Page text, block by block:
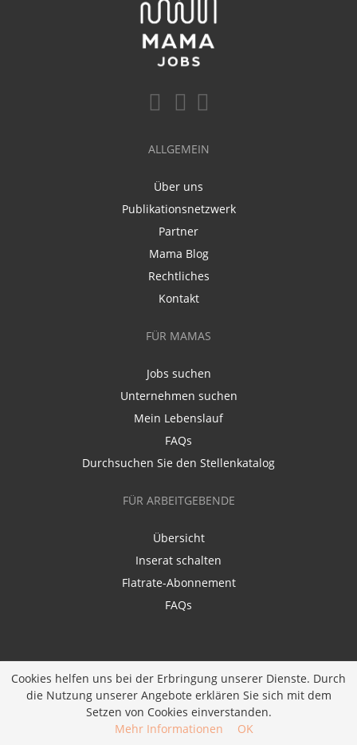
ALLGEMEIN
Über uns
Publikationsnetzwerk
Partner
Mama Blog
Rechtliches
Kontakt
FÜR MAMAS
Jobs suchen
Unternehmen suchen
Mein Lebenslauf
FAQs
Durchsuchen Sie den Stellenkatalog
FÜR ARBEITGEBENDE
Übersicht
Inserat schalten
Flatrate-Abonnement
FAQs
Ein Unternehmen derDiversity Job Group GmbH
JOBIQO
Cookies helfen uns bei der Erbringung unserer Dienste. Durch
die Nutzung unserer Angebote erklären Sie sich mit dem
Setzen von Cookies einverstanden.
Mehr Informationen
OK